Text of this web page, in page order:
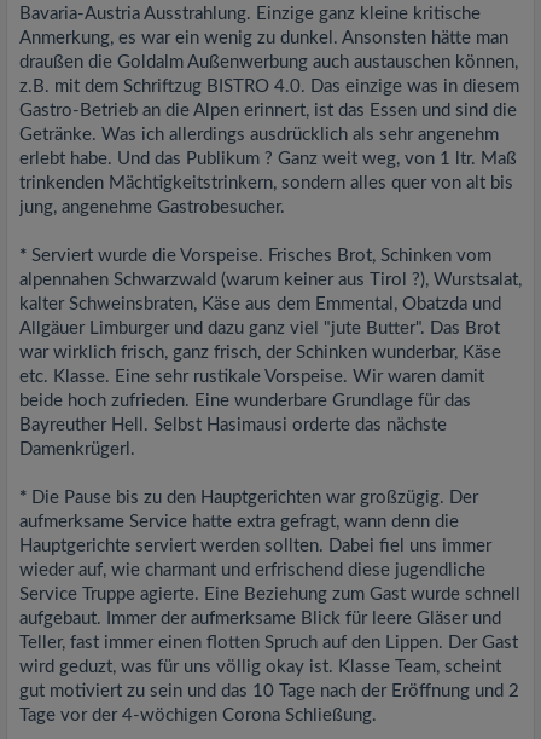
Bavaria-Austria Ausstrahlung. Einzige ganz kleine kritische
Anmerkung, es war ein wenig zu dunkel. Ansonsten hätte man
draußen die Goldalm Außenwerbung auch austauschen können,
z.B. mit dem Schriftzug BISTRO 4.0. Das einzige was in diesem
Gastro-Betrieb an die Alpen erinnert, ist das Essen und sind die
Getränke. Was ich allerdings ausdrücklich als sehr angenehm
erlebt habe. Und das Publikum ? Ganz weit weg, von 1 ltr. Maß
trinkenden Mächtigkeitstrinkern, sondern alles quer von alt bis
jung, angenehme Gastrobesucher.
* Serviert wurde die Vorspeise. Frisches Brot, Schinken vom
alpennahen Schwarzwald (warum keiner aus Tirol ?), Wurstsalat,
kalter Schweinsbraten, Käse aus dem Emmental, Obatzda und
Allgäuer Limburger und dazu ganz viel "jute Butter". Das Brot
war wirklich frisch, ganz frisch, der Schinken wunderbar, Käse
etc. Klasse. Eine sehr rustikale Vorspeise. Wir waren damit
beide hoch zufrieden. Eine wunderbare Grundlage für das
Bayreuther Hell. Selbst Hasimausi orderte das nächste
Damenkrügerl.
* Die Pause bis zu den Hauptgerichten war großzügig. Der
aufmerksame Service hatte extra gefragt, wann denn die
Hauptgerichte serviert werden sollten. Dabei fiel uns immer
wieder auf, wie charmant und erfrischend diese jugendliche
Service Truppe agierte. Eine Beziehung zum Gast wurde schnell
aufgebaut. Immer der aufmerksame Blick für leere Gläser und
Teller, fast immer einen flotten Spruch auf den Lippen. Der Gast
wird geduzt, was für uns völlig okay ist. Klasse Team, scheint
gut motiviert zu sein und das 10 Tage nach der Eröffnung und 2
Tage vor der 4-wöchigen Corona Schließung.